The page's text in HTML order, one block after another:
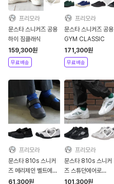
프리모라
문스타 스니커즈 공용
하이 짐클래식
159,300원
무료배송
프리모라
문스타 스니커즈 공용
GYM CLASSIC
171,300원
무료배송
프리모라
문스타 810s 스니커
즈 메리제인 벨트에듀
BELTEDU
61,300원
프리모라
문스타 810s 스니커
즈 스튜던에어로
STUDENAERO
101,300원